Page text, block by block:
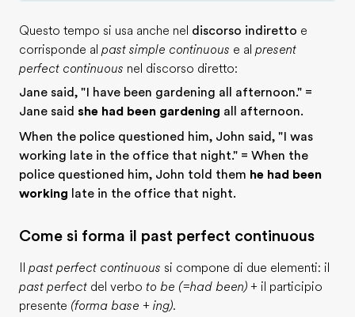
Questo tempo si usa anche nel discorso indiretto e
corrisponde al past simple continuous e al present
perfect continuous nel discorso diretto:
Jane said, "I have been gardening all afternoon." =
Jane said she had been gardening all afternoon.
When the police questioned him, John said, "I was
working late in the office that night." = When the
police questioned him, John told them he had been
working late in the office that night.
Come si forma il past perfect continuous
past perfect continuous si compone di due elementi: il
past perfect del verbo to be (=had been) + il participio
presente (forma base + ing).